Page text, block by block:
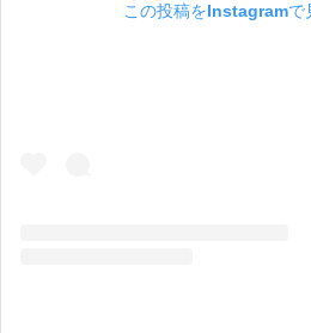
この投稿をInstagramで